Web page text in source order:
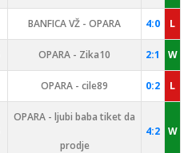
BANFICA VŽ - OPARA 4:0 L
OPARA - Zika10 2:1 W
OPARA - cile89 0:2 L
OPARA - ljubi baba tiket da
prodje
4:2 W